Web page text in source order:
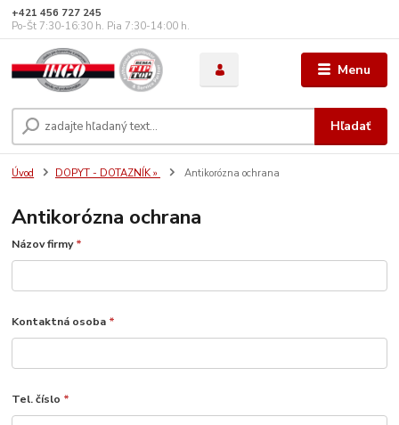
Menu
Hľadať
+421 456 727 245
Po-Št 7:30-16:30 h. Pia 7:30-14:00 h.
Úvod DOPYT - DOTAZNÍK » Antikorózna ochrana
Antikorózna ochrana
Názov firmy*
Kontaktná osoba *
Tel. číslo *